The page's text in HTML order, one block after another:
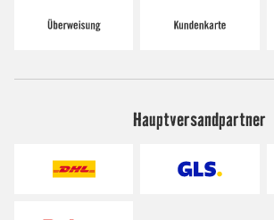
Hauptversandpartner